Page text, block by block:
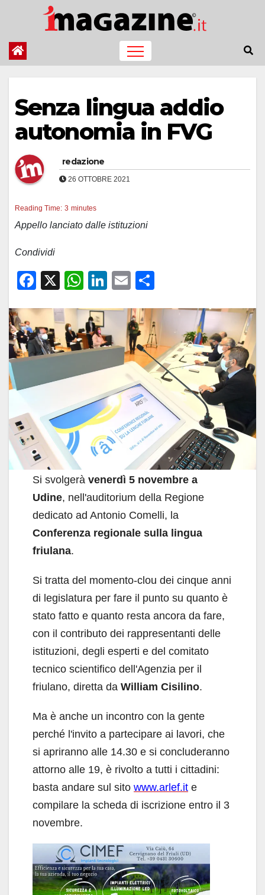
contenuto
Senza lingua addio
autonomia in FVG
redazione
26 OTTOBRE 2021
Reading Time: 3 minutes
Appello lanciato dalle istituzioni
Condividi
F
c
e
b
k
X
W
at
s
A
p
p
Li
k
e
dI
n
E
ail n
di
vi
di
Si svolgerà venerdì 5 novembre a
Udine, nell'auditorium della Regione
dedicato ad Antonio Comelli, la
Conferenza regionale sulla lingua
friulana.
Si tratta del momento-clou dei cinque anni
di legislatura per fare il punto su quanto è
stato fatto e quanto resta ancora da fare,
con il contributo dei rappresentanti delle
istituzioni, degli esperti e del comitato
tecnico scientifico dell'Agenzia per il
friulano, diretta da William Cisilino.
Ma è anche un incontro con la gente
perché l'invito a partecipare ai lavori, che
si apriranno alle 14.30 e si concluderanno
attorno alle 19, è rivolto a tutti i cittadini:
basta andare sul sito www.arlef.it e
compilare la scheda di iscrizione entro il 3
novembre.